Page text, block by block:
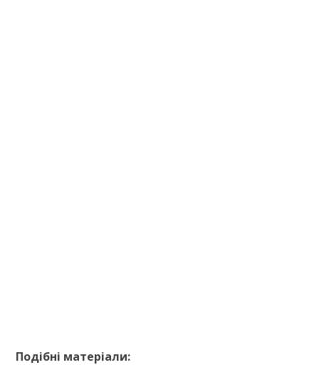
Подібні матеріали: